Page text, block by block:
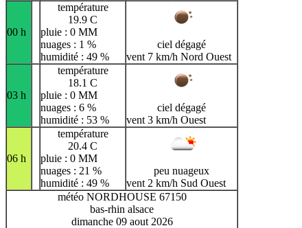
00 h
température
19.9 C
pluie : 0 MM
nuages : 1 %
humidité : 49 %
ciel dégagé
vent 7 km/h Nord Ouest
03 h
température
18.1 C
pluie : 0 MM
nuages : 6 %
humidité : 53 %
ciel dégagé
vent 3 km/h Ouest
06 h
température
20.4 C
pluie : 0 MM
nuages : 21 %
humidité : 49 %
peu nuageux
vent 2 km/h Sud Ouest
météo NORDHOUSE 67150
bas-rhin alsace
dimanche 09 aout 2026